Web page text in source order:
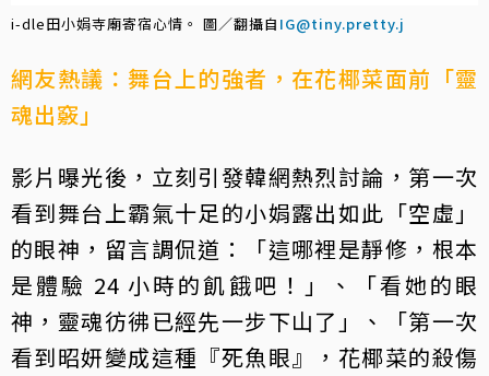
i-dle田小娟寺廟寄宿心情。 圖／翻攝自 IG@tiny.pretty.j
網友熱議：舞台上的強者，在花椰菜面前「靈
魂出竅」
影片曝光後，立刻引發韓網熱烈討論，第一次
看到舞台上霸氣十足的小娟露出如此「空虛」
的眼神，留言調侃道：「這哪裡是靜修，根本
是體驗 24 小時的飢餓吧！」、「看她的眼
神，靈魂彷彿已經先一步下山了」、「第一次
看到昭妍變成這種『死魚眼』，花椰菜的殺傷